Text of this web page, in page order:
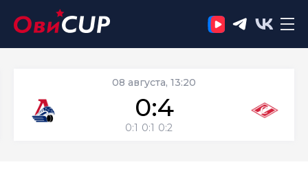
08 августа, 13:20
0:4
0:1 0:1 0:2